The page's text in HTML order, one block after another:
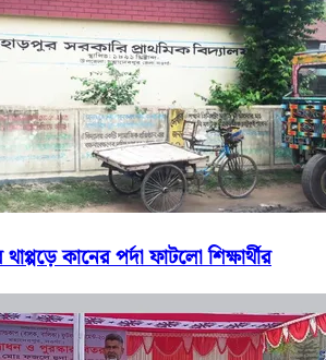
কানের পর্দা ফাটলো শিক্ষার্থীর